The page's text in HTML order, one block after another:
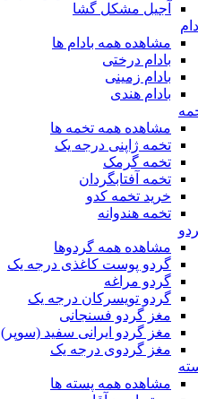
آجیل مشکل گشا
مشاهده همه بادام ها
بادام درختی
بادام زمینی
بادام هندی
مشاهده همه تخمه ها
تخمه ژاپنی درجه یک
تخمه گرمک
تخمه آفتابگردان
خرید تخمه کدو
تخمه هندوانه
مشاهده همه گردوها
گردو پوست کاغذی درجه یک
گردو مراغه
گردو تویسرکان درجه یک
مغز گردو فسنجانی
مغز گردو ایرانی سفید (سوپر)
مغز گردوی درجه یک
مشاهده همه پسته ها